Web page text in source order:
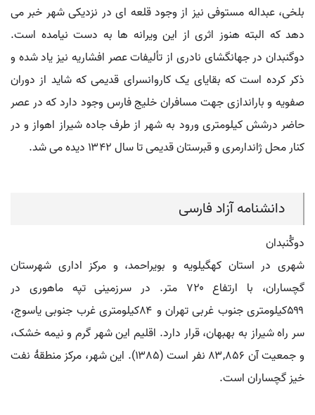
بلخی، عبداله مستوفی نیز از وجود قلعه ای در نزدیکی شهر خبر می
دهد که البته هنوز اثری از این ویرانه ها به دست نیامده است.
دوگنبدان در جهانگشای نادری از تألیفات عصر افشاریه نیز یاد شده و
ذکر کرده است که بقایای یک کاروانسرای قدیمی که شاید از دوران
صفویه و باراندازی جهت مسافران خلیج فارس وجود دارد که در عصر
حاضر درشش کیلومتری ورود به شهر از طرف جاده شیراز اهواز و در
کنار محل ژاندارمری و قبرستان قدیمی تا سال ۱۳۴۲ دیده می شد.
دانشنامه آزاد فارسی
دوگُنبدان
شهری در استان کهگیلویه و بویراحمد، و مرکز اداری شهرستان
گچساران، با ارتفاع ۷۲۰ متر. در سرزمینی تپه ماهوری در
۵۹۹کیلومتری جنوب غربی تهران و ۸۴کیلومتری غرب جنوبی یاسوج،
سر راه شیراز به بهبهان، قرار دارد. اقلیم این شهر گرم و نیمه خشک،
و جمعیت آن ۸۳,۸۵۶ نفر است (۱۳۸۵). این شهر، مرکز منطقۀ نفت
خیز گچساران است.